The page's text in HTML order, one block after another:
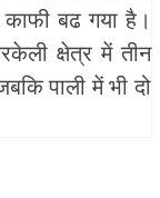
बढ गया है।
क्षेत्र में तीन
पाली में भी दो